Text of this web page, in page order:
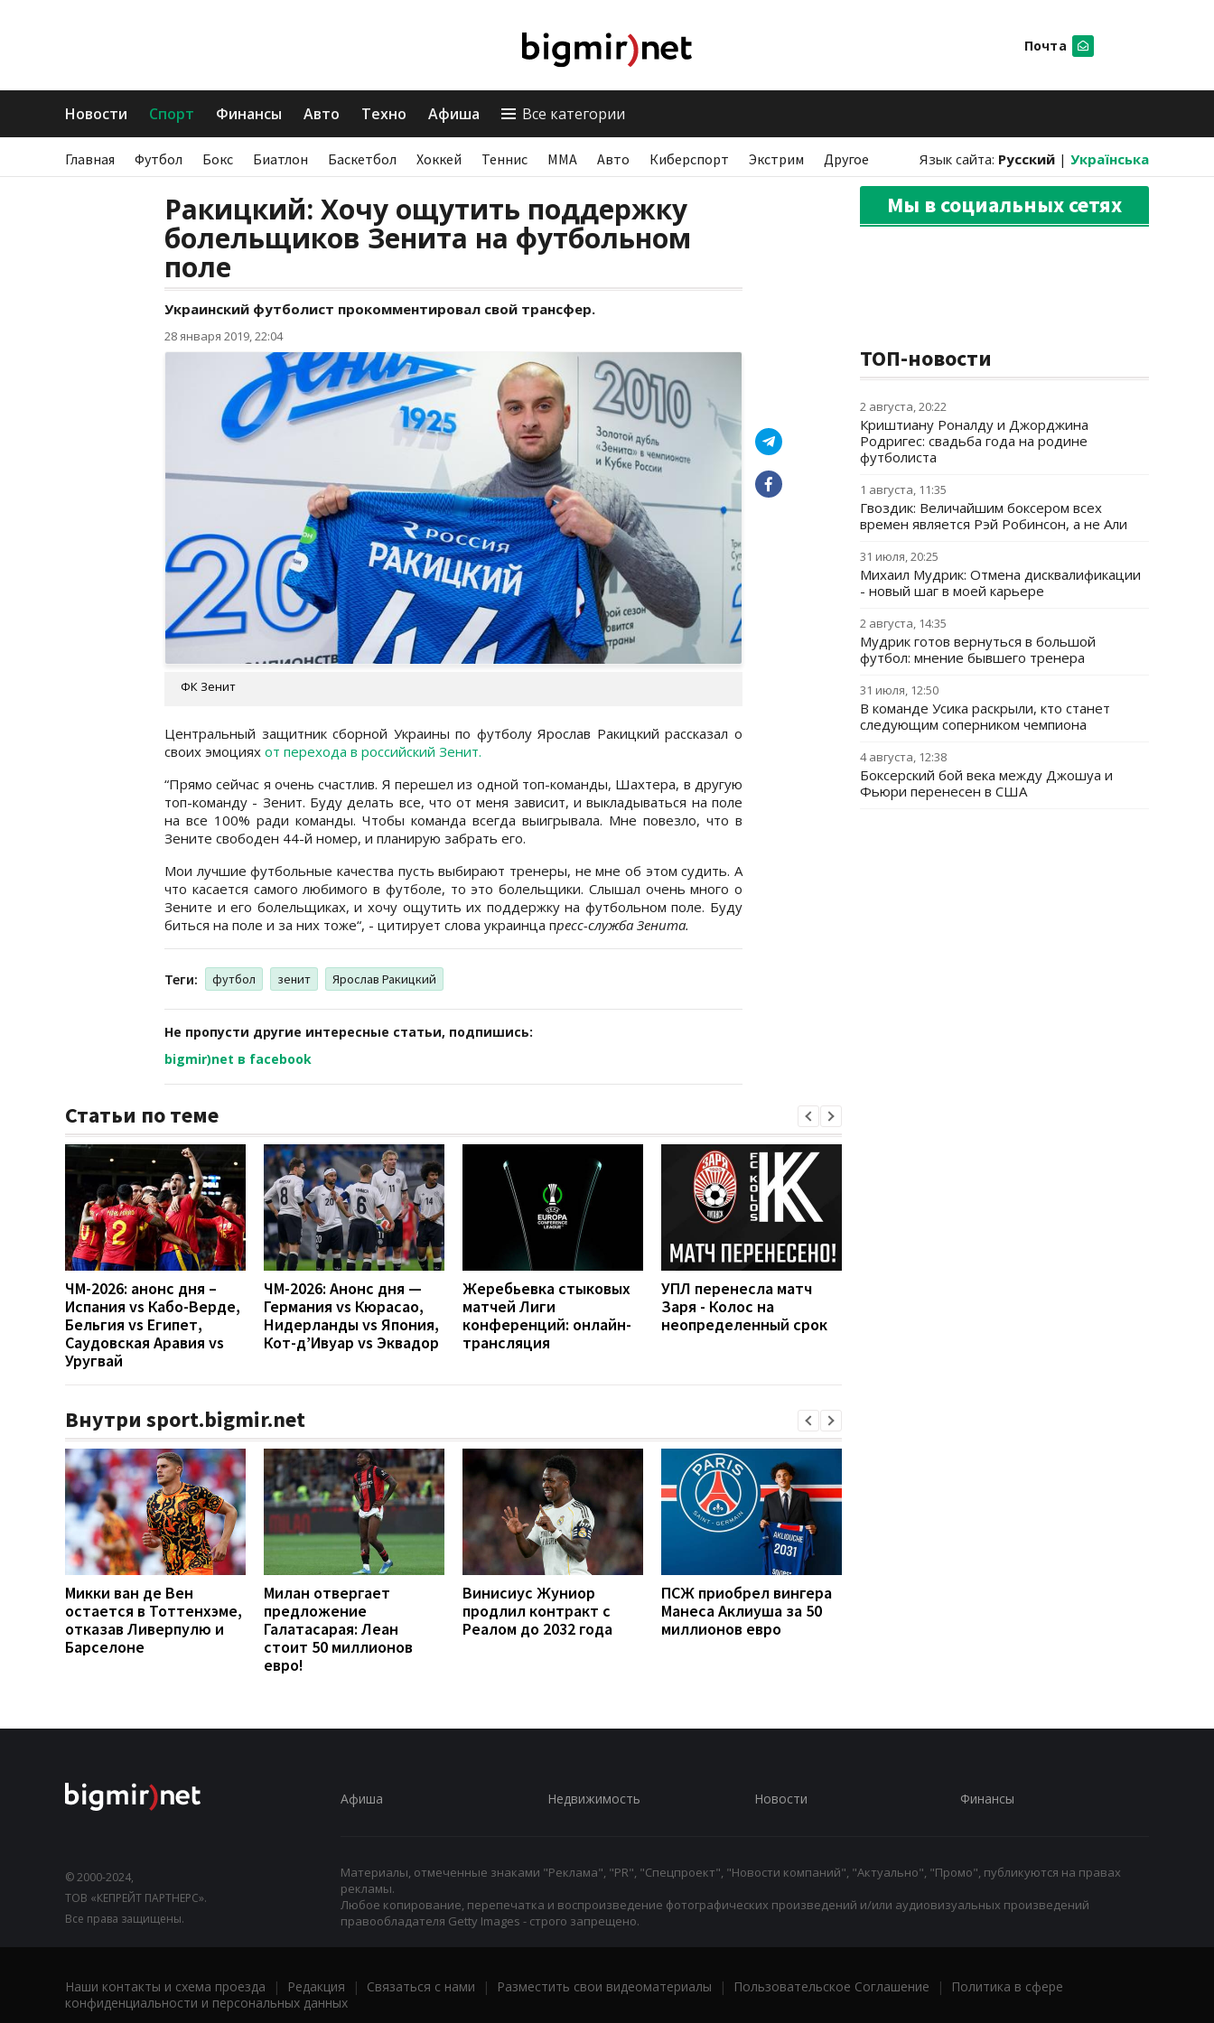
Почта
Новости Спорт Финансы Авто Техно Афиша Все категории
Главная Футбол Бокс Биатлон Баскетбол Хоккей Теннис ММА Авто Киберспорт Экстрим Другое Язык сайта: Русский | Українська
Ракицкий: Хочу ощутить поддержку
болельщиков Зенита на футбольном
поле
Украинский футболист прокомментировал свой трансфер.
28 января 2019, 22:04
ФК Зенит
Центральный защитник сборной Украины по футболу Ярослав Ракицкий рассказал о
своих эмоциях от перехода в российский Зенит.
“Прямо сейчас я очень счастлив. Я перешел из одной топ-команды, Шахтера, в другую
топ-команду - Зенит. Буду делать все, что от меня зависит, и выкладываться на поле
на все 100% ради команды. Чтобы команда всегда выигрывала. Мне повезло, что в
Зените свободен 44-й номер, и планирую забрать его.
Мои лучшие футбольные качества пусть выбирают тренеры, не мне об этом судить. А
что касается самого любимого в футболе, то это болельщики. Слышал очень много о
Зените и его болельщиках, и хочу ощутить их поддержку на футбольном поле. Буду
биться на поле и за них тоже“, - цитирует слова украинца пресс-служба Зенита.
Теги: футбол зенит Ярослав Ракицкий
Не пропусти другие интересные статьи, подпишись:
bigmir)net в facebook
Статьи по теме
ЧМ-2026: анонс дня –
Испания vs Кабо-Верде,
Бельгия vs Египет,
Саудовская Аравия vs
Уругвай
ЧМ-2026: Анонс дня —
Германия vs Кюрасао,
Нидерланды vs Япония,
Кот-д’Ивуар vs Эквадор
Жеребьевка стыковых
матчей Лиги
конференций: онлайн-
трансляция
УПЛ перенесла матч
Заря - Колос на
неопределенный срок
Внутри sport.bigmir.net
Микки ван де Вен
остается в Тоттенхэме,
отказав Ливерпулю и
Барселоне
Милан отвергает
предложение
Галатасарая: Леан
стоит 50 миллионов
евро!
Винисиус Жуниор
продлил контракт с
Реалом до 2032 года
ПСЖ приобрел вингера
Манеса Аклиуша за 50
миллионов евро
Мы в социальных сетях
ТОП-новости
2 августа, 20:22
Криштиану Роналду и Джорджина
Родригес: свадьба года на родине
футболиста
1 августа, 11:35
Гвоздик: Величайшим боксером всех
времен является Рэй Робинсон, а не Али
31 июля, 20:25
Михаил Мудрик: Отмена дисквалификации
- новый шаг в моей карьере
2 августа, 14:35
Мудрик готов вернуться в большой
футбол: мнение бывшего тренера
31 июля, 12:50
В команде Усика раскрыли, кто станет
следующим соперником чемпиона
4 августа, 12:38
Боксерский бой века между Джошуа и
Фьюри перенесен в США
© 2000-2024,
ТОВ «КЕПРЕЙТ ПАРТНЕРС».
Все права защищены.
Афиша Недвижимость Новости Финансы
Материалы, отмеченные знаками "Реклама", "PR", "Спецпроект", "Новости компаний", "Актуально", "Промо", публикуются на правах
рекламы.
Любое копирование, перепечатка и воспроизведение фотографических произведений и/или аудиовизуальных произведений
правообладателя Getty Images - строго запрещено.
Наши контакты и схема проезда | Редакция | Связаться с нами | Разместить свои видеоматериалы | Пользовательское Соглашение |
Политика в сфере
конфиденциальности и персональных данных